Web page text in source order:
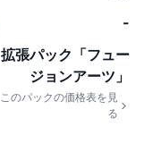
-
拡張パック「フュー
ジョンアーツ」
このパックの価格表を見
る